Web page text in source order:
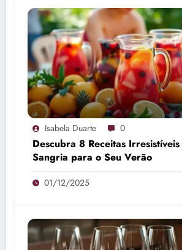
Isabela Duarte 0
Descubra 8 Receitas
Sangria para o Seu Verão
01/12/2025